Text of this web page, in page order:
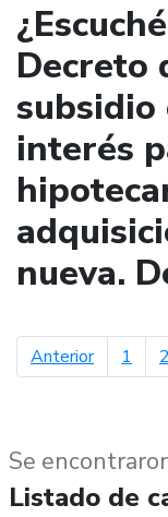
Decreto
subsidio
interés
nueva.
Anteriorpágina
1 2
Se
Listado de